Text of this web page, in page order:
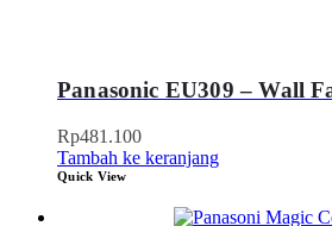
Panasonic EU309 – Wall
Rp481.100
Tambah ke keranjang
Quick View